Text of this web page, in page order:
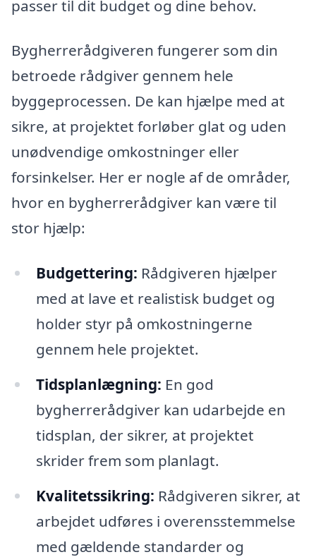
passer til dit budget og dine behov.
Bygherrerådgiveren fungerer som din
betroede rådgiver gennem hele
byggeprocessen. De kan hjælpe med at
sikre, at projektet forløber glat og uden
unødvendige omkostninger eller
forsinkelser. Her er nogle af de områder,
hvor en bygherrerådgiver kan være til
stor hjælp:
Budgettering: Rådgiveren hjælper
med at lave et realistisk budget og
holder styr på omkostningerne
gennem hele projektet.
Tidsplanlægning: En god
bygherrerådgiver kan udarbejde en
tidsplan, der sikrer, at projektet
skrider frem som planlagt.
Kvalitetssikring: Rådgiveren sikrer, at
arbejdet udføres i overensstemmelse
med gældende standarder og